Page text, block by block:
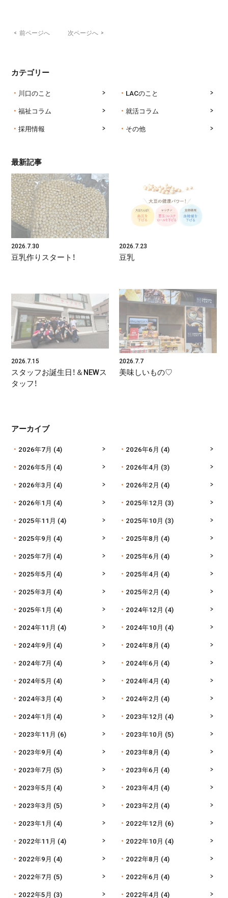
< 前ページへ 次ページへ >
カテゴリー
川口のこと
LACのこと
福祉コラム
就活コラム
採用情報
その他
最新記事
2026.7.30
豆乳作りスタート！
2026.7.23
豆乳
2026.7.15
スタッフお誕生日！＆NEWス
タッフ！
2026.7.7
美味しいもの♡
アーカイブ
2026年7月 (4) 2026年6月 (4)
2026年5月 (4) 2026年4月 (3)
2026年3月 (4) 2026年2月 (4)
2026年1月 (4) 2025年12月 (3)
2025年11月 (4) 2025年10月 (3)
2025年9月 (4) 2025年8月 (4)
2025年7月 (4) 2025年6月 (4)
2025年5月 (4) 2025年4月 (4)
2025年3月 (4) 2025年2月 (4)
2025年1月 (4) 2024年12月 (4)
2024年11月 (4) 2024年10月 (4)
2024年9月 (4) 2024年8月 (4)
2024年7月 (4) 2024年6月 (4)
2024年5月 (4) 2024年4月 (4)
2024年3月 (4) 2024年2月 (4)
2024年1月 (4) 2023年12月 (4)
2023年11月 (6) 2023年10月 (5)
2023年9月 (4) 2023年8月 (4)
2023年7月 (5) 2023年6月 (4)
2023年5月 (4) 2023年4月 (4)
2023年3月 (5) 2023年2月 (4)
2023年1月 (4) 2022年12月 (6)
2022年11月 (4) 2022年10月 (4)
2022年9月 (4) 2022年8月 (4)
2022年7月 (5) 2022年6月 (4)
2022年5月 (3) 2022年4月 (4)